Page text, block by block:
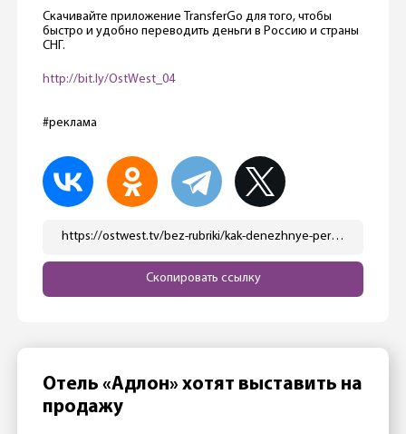
Скачивайте приложение TransferGo для того, чтобы
быстро и удобно переводить деньги в Россию и страны
СНГ.
http://bit.ly/OstWest_04
#реклама
https://ostwest.tv/bez-rubriki/kak-denezhnye-perevody-mogut-povliyat-na-nashi-nalogi/
Скопировать ссылку
Отель «Адлон» хотят выставить на
продажу